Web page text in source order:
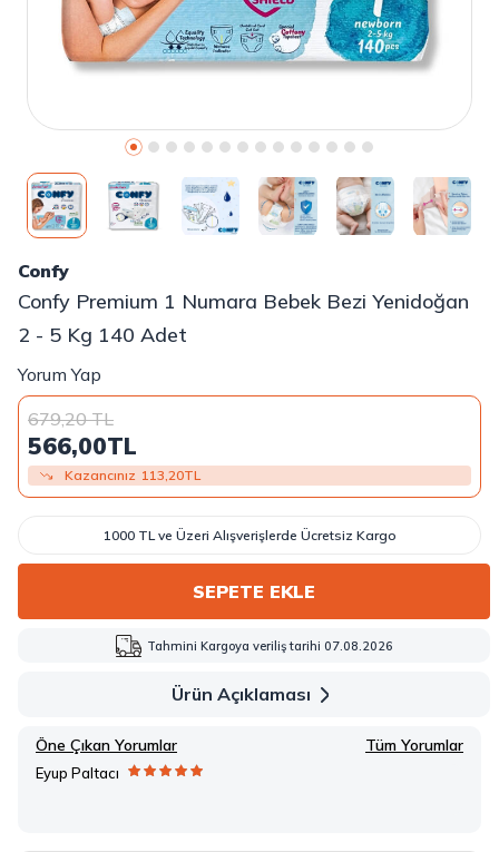
Confy
Confy Premium 1 Numara Bebek Bezi Yenidoğan
2 - 5 Kg 140 Adet
Yorum Yap
679,20TL
566,00TL
Kazancınız 113,20TL
1000 TL ve Üzeri Alışverişlerde Ücretsiz Kargo
SEPETE EKLE
Tahmini Kargoya veriliş tarihi 07.08.2026
Ürün Açıklaması
Öne Çıkan Yorumlar Tüm Yorumlar
Eyup Paltacı